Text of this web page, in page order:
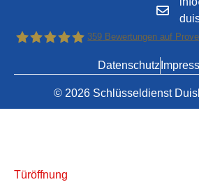
359 Bewertungen auf
Datenschutz
© 2026 Schlüsseldienst
Türöffnung